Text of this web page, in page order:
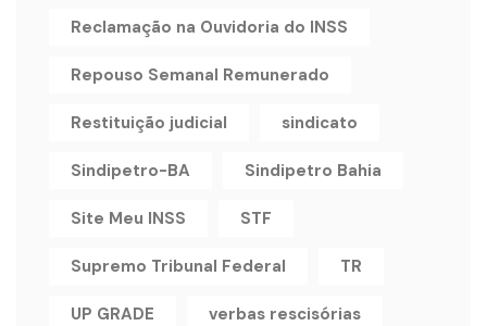
Reclamação na Ouvidoria do INSS
Repouso Semanal Remunerado
Restituição judicial sindicato
Sindipetro-BA Sindipetro Bahia
Site Meu INSS STF
Supremo Tribunal Federal TR
UP GRADE verbas rescisórias